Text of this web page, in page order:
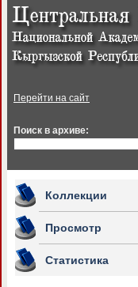
Перейти на сайт
Поиск в архиве:
Коллекции
Просмотр
Статистика